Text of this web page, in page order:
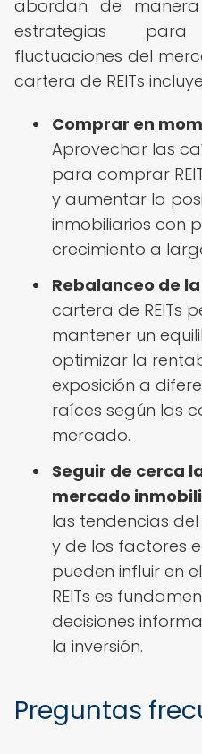
abordan de manera
estrategias
fluctuaciones del
cartera de REITs
Comprar en
Aprovechar las
para comprar
y aumentar la
inmobiliarios con
crecimiento a
Rebalanceo de
cartera de REITs
mantener un
optimizar la
exposición a
raíces según las
mercado.
Seguir de cerca
mercado
las tendencias
y de los factores
pueden influir en
REITs es
decisiones
la inversión.
Preguntas